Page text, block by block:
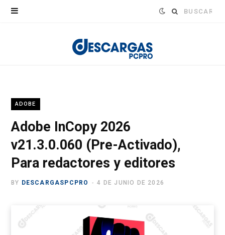
Buscar:
ADOBE
Adobe InCopy 2026
v21.3.0.060 (Pre-Activado),
Para redactores y editores
BY DESCARGASPCPRO 4 DE JUNIO DE 2026